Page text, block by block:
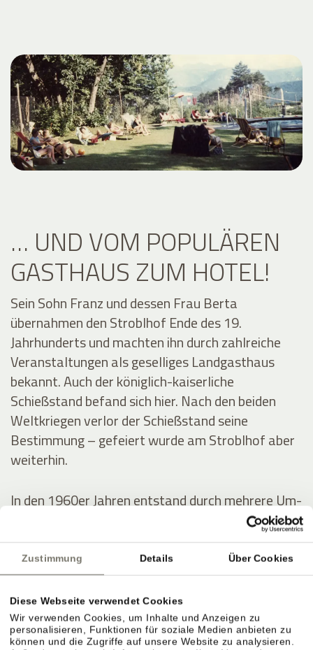
Zustimmung Details Über Cookies
Diese Webseite verwendet Cookies
Wir verwenden Cookies, um Inhalte und Anzeigen zu
personalisieren, Funktionen für soziale Medien anbieten zu
können und die Zugriffe auf unsere Website zu analysieren.
… UND VOM POPULÄREN
GASTHAUS ZUM HOTEL!
Sein Sohn Franz und dessen Frau Berta
übernahmen den Stroblhof Ende des 19.
Jahrhunderts und machten ihn durch zahlreiche
Veranstaltungen als geselliges Landgasthaus
bekannt. Auch der königlich-kaiserliche
Schießstand befand sich hier. Nach den beiden
Weltkriegen verlor der Schießstand seine
Bestimmung – gefeiert wurde am Stroblhof aber
weiterhin.
In den 1960er Jahren entstand durch mehrere Um-
und Zubauten das erste Hotel mit Freibad im
Überetsch. Der junge Erbe Josef Hanni-Ausserer
baute 1972 das erste Hallenbad der Region,
errichtete zwei Tennisplätze und intensivierte die
Weinproduktion.